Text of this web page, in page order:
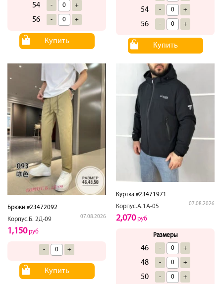
54 - +
56 - +
Купить
54 - +
56 - +
Купить
Брюки #23472092
Корпус.Б. 2Д-09
07.08.2026
1,150руб
- +
Купить
Куртка #23471971
Корпус.А.1А-05
07.08.2026
2,070руб
Размеры
46 - +
48 - +
50 - +